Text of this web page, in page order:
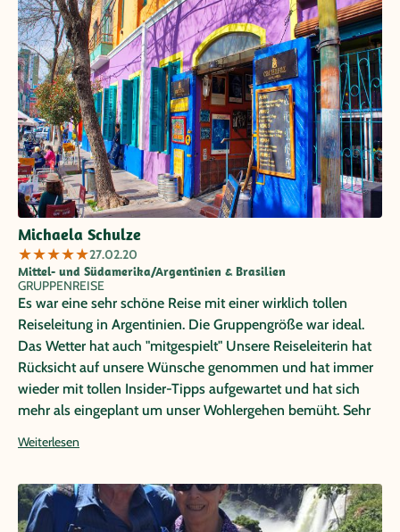
Michaela Schulze
★★★★★27.02.20
Mittel- und Südamerika/Argentinien & Brasilien
GRUPPENREISE
Es war eine sehr schöne Reise mit einer wirklich tollen
Reiseleitung in Argentinien. Die Gruppengröße war ideal.
Das Wetter hat auch "mitgespielt" Unsere Reiseleiterin hat
Rücksicht auf unsere Wünsche genommen und hat immer
wieder mit tollen Insider-Tipps aufgewartet und hat sich
mehr als eingeplant um unser Wohlergehen bemüht. Sehr
sehr viele authentische Einblicke ins Land und von der
Weiterlesen